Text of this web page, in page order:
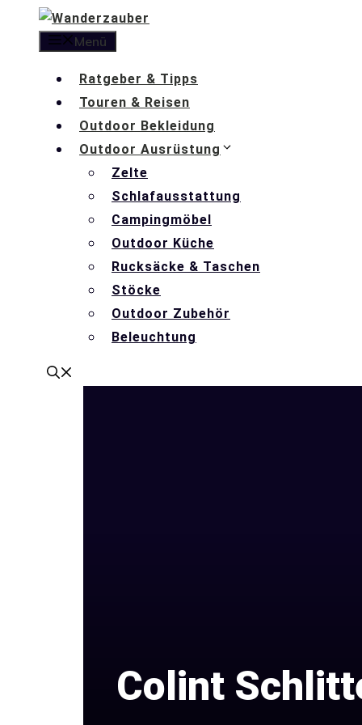
Menü
Ratgeber & Tipps
Touren & Reisen
Outdoor Bekleidung
Outdoor Ausrüstung
Zelte
Schlafausstattung
Campingmöbel
Outdoor Küche
Rucksäcke & Taschen
Stöcke
Outdoor Zubehör
Beleuchtung
Colint